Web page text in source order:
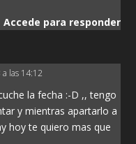
Accede para responder
las 14:12
la fecha :-D ,, tengo
y mientras apartarlo a
hoy te quiero mas que